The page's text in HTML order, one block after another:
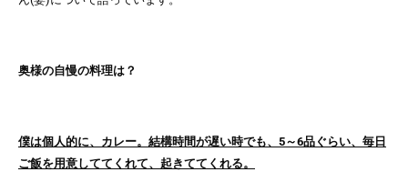
奥様の自慢の料理は？
僕は個人的に、カレー。結構時間が遅い時でも、5～6品ぐらい、毎日
ご飯を用意しててくれて、起きててくれる。